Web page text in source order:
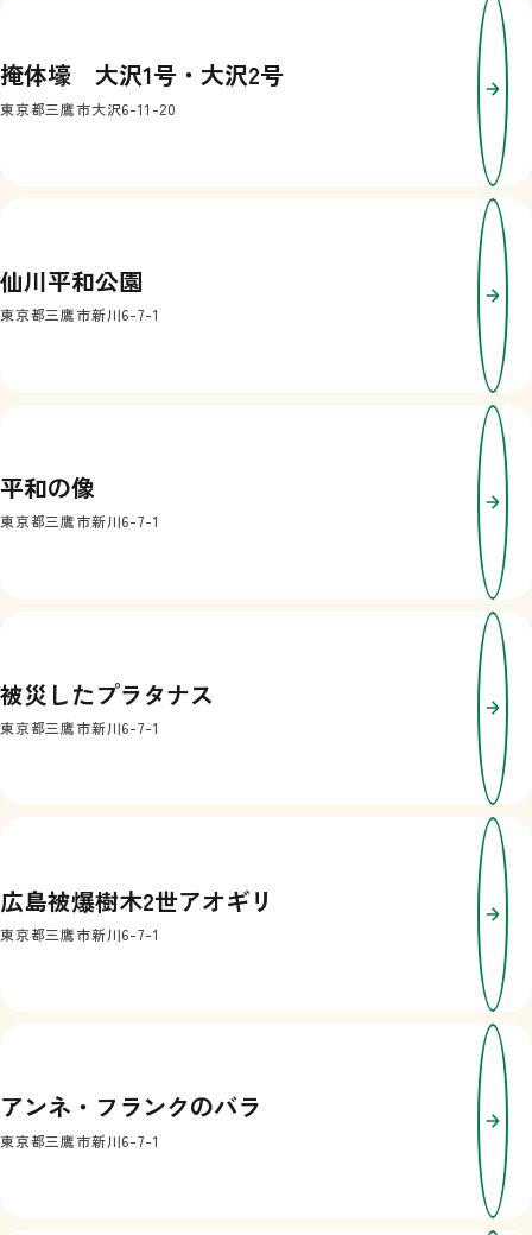
掩体壕 大沢1号・大沢2号
東京都三鷹市大沢6-11-20
仙川平和公園
東京都三鷹市新川6-7-1
平和の像
東京都三鷹市新川6-7-1
被災したプラタナス
東京都三鷹市新川6-7-1
広島被爆樹木2世アオギリ
東京都三鷹市新川6-7-1
アンネ・フランクのバラ
東京都三鷹市新川6-7-1